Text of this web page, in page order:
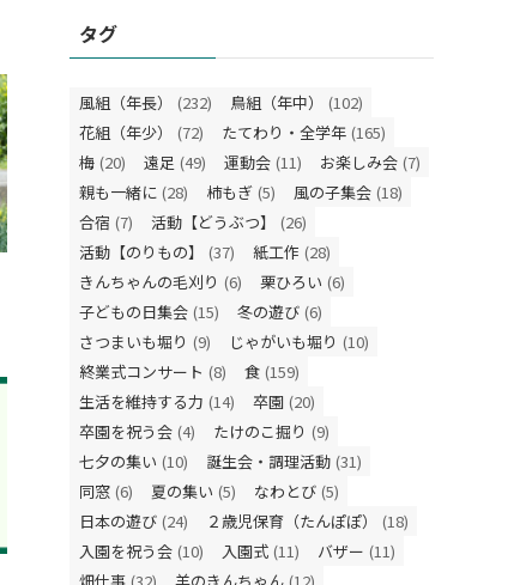
タグ
風組（年長） (232) 鳥組（年中）
(102)
花組（年少）
(72) たてわり・全学年 (165)
梅 (20) 遠足 (49) 運動会 (11) お楽しみ会 (7)
親も一緒に (28) 柿もぎ (5) 風の子集会 (18)
合宿 (7) 活動【どうぶつ】
(26)
活動【のりもの】
(37) 紙工作 (28)
きんちゃんの毛刈り (6) 栗ひろい (6)
子どもの日集会 (15) 冬の遊び (6)
さつまいも堀り (9) じゃがいも堀り (10)
終業式コンサート (8) 食 (159)
生活を維持する力 (14) 卒園 (20)
卒園を祝う会 (4) たけのこ掘り (9)
七夕の集い (10) 誕生会・調理活動 (31)
同窓 (6) 夏の集い (5) なわとび (5)
日本の遊び (24) ２歳児保育（たんぽぽ）
(18)
入園を祝う会 (10) 入園式 (11) バザー (11)